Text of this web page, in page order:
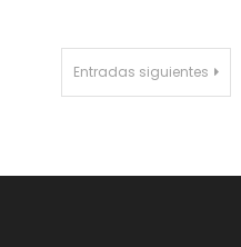
Entradas siguientes